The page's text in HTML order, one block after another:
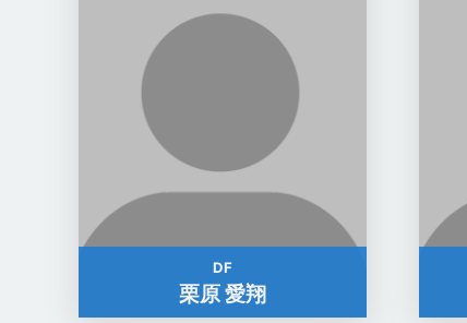
DF
栗原 愛翔